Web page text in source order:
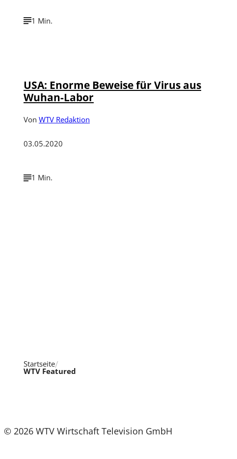
1 Min.
USA: Enorme Beweise für Virus aus
Wuhan-Labor
Von WTV Redaktion
03.05.2020
1 Min.
Startseite
WTV Featured
© 2026 WTV Wirtschaft Television GmbH